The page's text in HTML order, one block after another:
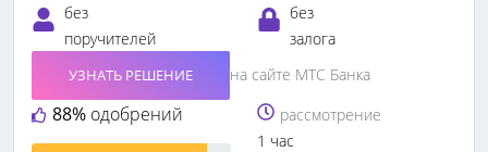
без
поручителей
без
залога
88% одобрений
УЗНАТЬ РЕШЕНИЕ
на сайте МТС Банка
рассмотрение
1 час